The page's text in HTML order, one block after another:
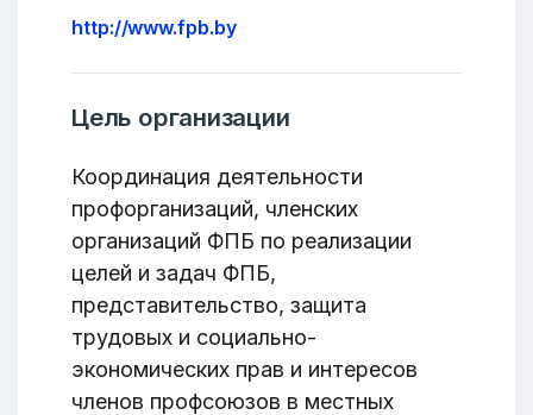
http://www.fpb.by
Цель организации
Координация деятельности
профорганизаций, членских
организаций ФПБ по реализации
целей и задач ФПБ,
представительство, защита
трудовых и социально-
экономических прав и интересов
членов профсоюзов в местных